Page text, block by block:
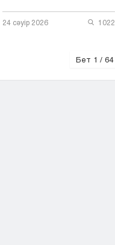
24 сәуір 2026 1022
Бет 1 / 64